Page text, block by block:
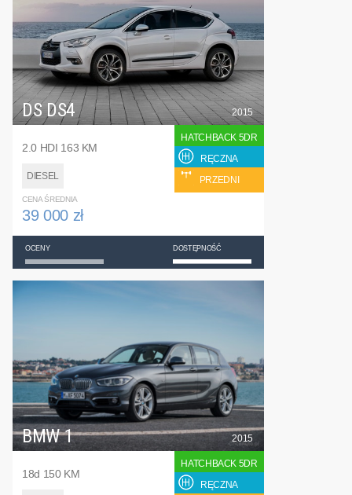
DS DS4
2.0 HDI 163 KM
DIESEL
2015
HATCHBACK 5DR
RĘCZNA
PRZEDNI
CENA ŚREDNIA
39 000 zł
OCENY DOSTĘPNOŚĆ
BMW 1
18d 150 KM
2015
HATCHBACK 5DR
RĘCZNA